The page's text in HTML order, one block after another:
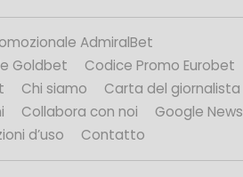
AdmiralBet
Goldbet
Codice Promo Eurobet
Chi siamo
Carta del giornalista
Collabora con noi
Google News
d’uso
Contatto